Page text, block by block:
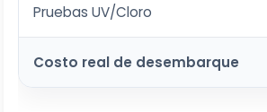
Pruebas UV/Cloro
Costo real de desembarque